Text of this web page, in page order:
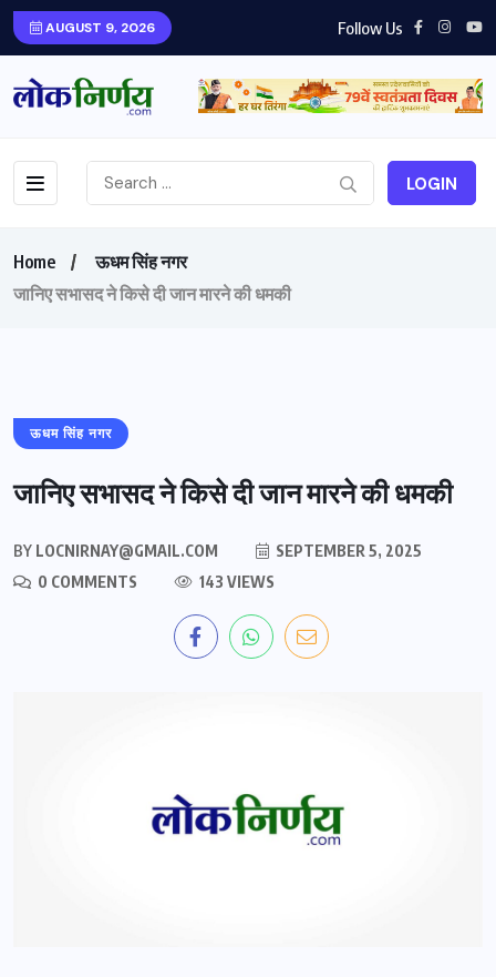
AUGUST 9, 2026 Follow Us
LOGIN
Home
ऊधम सिंह नगर
जानिए सभासद ने किसे दी जान मारने की धमकी
ऊधम सिंह नगर
जानिए सभासद ने किसे दी जान मारने की धमकी
BY LOCNIRNAY@GMAIL.COM
SEPTEMBER 5, 2025
0 COMMENTS
143 VIEWS